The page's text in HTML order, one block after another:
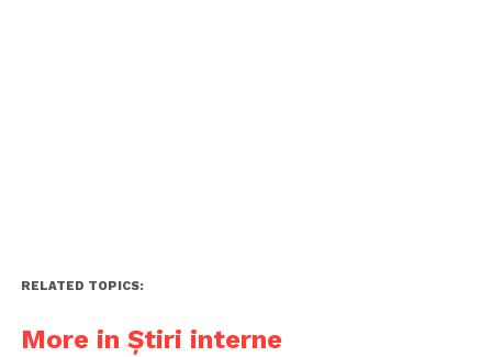
RELATED TOPICS:
More in Știri interne